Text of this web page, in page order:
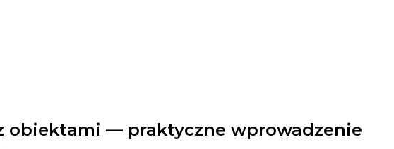
obiektami — praktyczne wprowadzenie